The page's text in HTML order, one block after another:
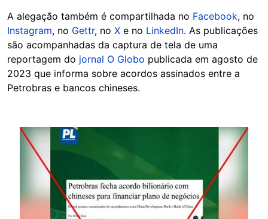
A alegação também é compartilhada no Facebook, no
Instagram, no Gettr, no X e no LinkedIn. As publicações
são acompanhadas da captura de tela de uma
reportagem do jornal O Globo publicada em agosto de
2023 que informa sobre acordos assinados entre a
Petrobras e bancos chineses.
Image